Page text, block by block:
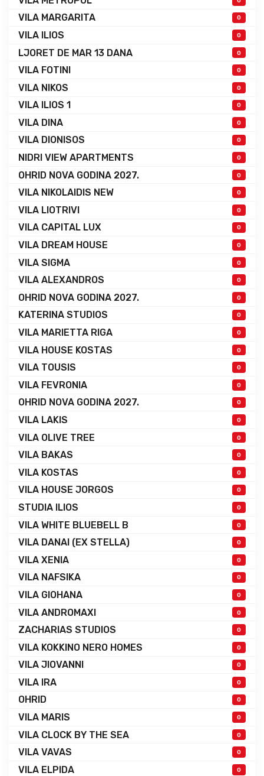
VILA MARGARITA 0
VILA ILIOS 0
LJORET DE MAR 13 DANA 0
VILA FOTINI 0
VILA NIKOS 0
VILA ILIOS 1 0
VILA DINA 0
VILA DIONISOS 0
NIDRI VIEW APARTMENTS 0
OHRID NOVA GODINA 2027. 0
VILA NIKOLAIDIS NEW 0
VILA LIOTRIVI 0
VILA CAPITAL LUX 0
VILA DREAM HOUSE 0
VILA SIGMA 0
VILA ALEXANDROS 0
OHRID NOVA GODINA 2027. 0
KATERINA STUDIOS 0
VILA MARIETTA RIGA 0
VILA HOUSE KOSTAS 0
VILA TOUSIS 0
VILA FEVRONIA 0
OHRID NOVA GODINA 2027. 0
VILA LAKIS 0
VILA OLIVE TREE 0
VILA BAKAS 0
VILA KOSTAS 0
VILA HOUSE JORGOS 0
STUDIA ILIOS 0
VILA WHITE BLUEBELL B 0
VILA DANAI (EX STELLA) 0
VILA XENIA 0
VILA NAFSIKA 0
VILA GIOHANA 0
VILA ANDROMAXI 0
ZACHARIAS STUDIOS 0
VILA KOKKINO NERO HOMES 0
VILA JIOVANNI 0
VILA IRA 0
OHRID 0
VILA MARIS 0
VILA CLOCK BY THE SEA 0
VILA VAVAS 0
VILA ELPIDA 0